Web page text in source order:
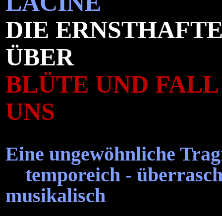
DIE
ÜBER
BLÜTE UND
UNS
Eine ungewöhnliche
temporeich -
musikalisch